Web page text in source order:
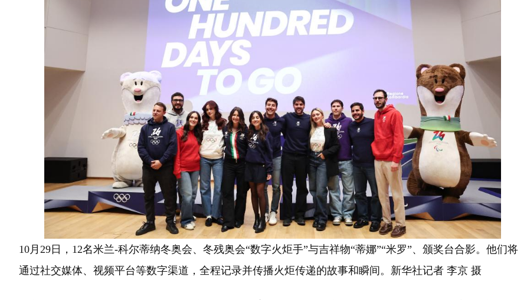
10月29日，12名米兰-科尔蒂纳冬奥会、冬残奥会“数字火炬手”与吉祥物“蒂娜”“米罗”、颁奖台合影。他们将
通过社交媒体、视频平台等数字渠道，全程记录并传播火炬传递的故事和瞬间。新华社记者 李京 摄